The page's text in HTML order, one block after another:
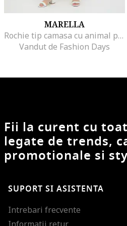
MARELLA
Rochie tip camasa cu animal print, Alb fildes/Maro
Vandut de Fashion Days
Fii la curent cu
legate de trends,
promotionale si
SUPORT SI ASISTENTA
Intrebari frecvente